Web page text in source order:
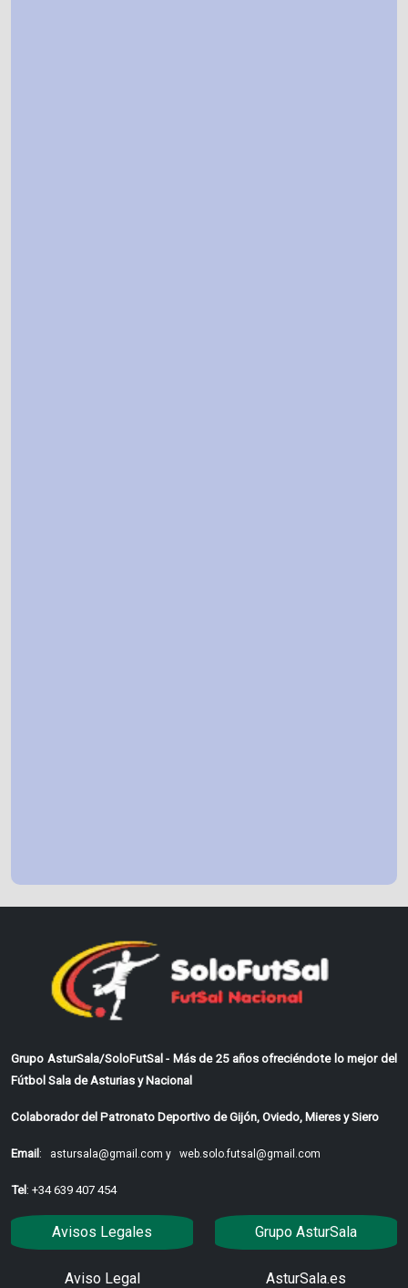
Grupo AsturSala/SoloFutSal - Más de 25 años ofreciéndote lo mejor del
Fútbol Sala de Asturias y Nacional
Colaborador del Patronato Deportivo de Gijón, Oviedo, Mieres y Siero
Email: astursala@gmail.com y web.solo.futsal@gmail.com
Tel: +34 639 407 454
Avisos Legales
Aviso Legal
Grupo AsturSala
AsturSala.es